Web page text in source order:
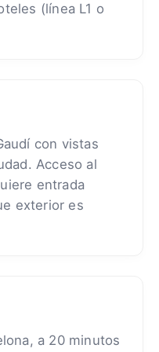
(línea L1 o
con vistas
Acceso al
entrada
exterior es
a 20 minutos